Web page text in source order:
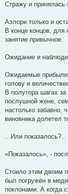
Стражу и принялась
Аэлори только и
В конце концов,
занятие привычное.
Ожидание и
Ожидаемые прибыли
голову и
В полутора шагах
послушной жене,
настолько забавно,
виновника долетел
...Или показалось?..
«Показалось», -
Стоило этим двоим
был погружён в
поклонами. А когда